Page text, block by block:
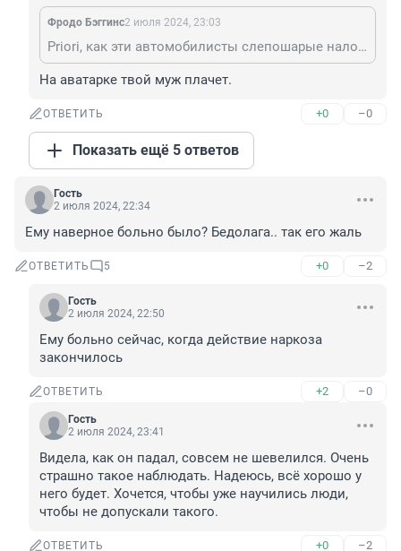
Фродо Бэггинс2 июля 2024, 23:03
Priori, как эти автомобилисты слепошарые налоели
На аватарке твой муж плачет.
ОТВЕТИТЬ +0 –0
Показать ещё 5 ответов
Гость
2 июля 2024, 22:34
Ему наверное больно было? Бедолага.. так его жаль
ОТВЕТИТЬ 5 +0 –2
Гость
2 июля 2024, 22:50
Ему больно сейчас, когда действие наркоза
закончилось
ОТВЕТИТЬ +2 –0
Гость
2 июля 2024, 23:41
Видела, как он падал, совсем не шевелился. Очень
страшно такое наблюдать. Надеюсь, всё хорошо у
него будет. Хочется, чтобы уже научились люди,
чтобы не допускали такого.
ОТВЕТИТЬ +0 –2